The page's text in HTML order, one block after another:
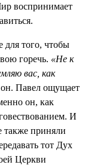
воспринимает
для того, чтобы
горечь. «Не к
вас, как
Павел ощущает
он, как
И
также приняли
тот Дух
Церкви